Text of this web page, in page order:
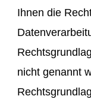
Ihnen die
nicht genannt